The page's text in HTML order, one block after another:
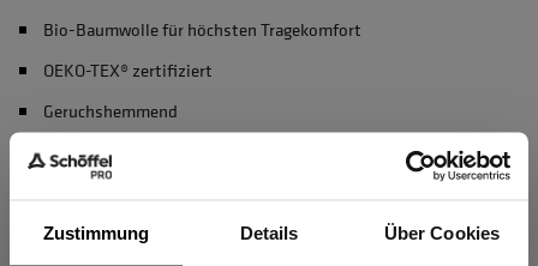
Zustimmung Details Über Cookies
Bio-Baumwolle für höchsten Tragekomfort
OEKO-TEX® zertifiziert
Geruchshemmend
recycelter Polyester
Material & Pflege